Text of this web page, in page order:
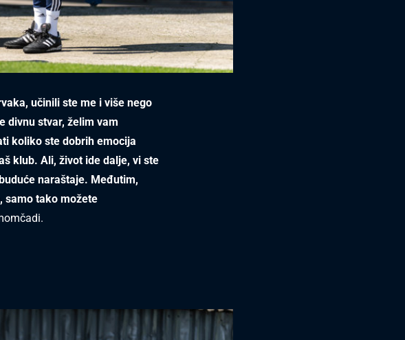
učinili ste me i više nego
divnu stvar, želim vam
koliko ste dobrih emocija
klub. Ali, život ide dalje, vi ste
naraštaje. Međutim,
samo tako možete